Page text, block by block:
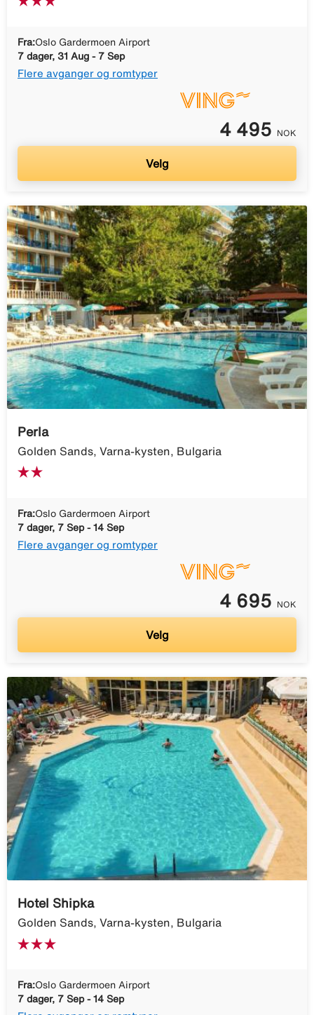
Fra:Oslo Gardermoen Airport
7 dager, 31 Aug - 7 Sep
Flere avganger og romtyper
4 495 NOK
Velg
Perla
Golden Sands, Varna-kysten, Bulgaria
Fra:Oslo Gardermoen Airport
7 dager, 7 Sep - 14 Sep
Flere avganger og romtyper
4 695 NOK
Velg
Hotel Shipka
Golden Sands, Varna-kysten, Bulgaria
Fra:Oslo Gardermoen Airport
7 dager, 7 Sep - 14 Sep